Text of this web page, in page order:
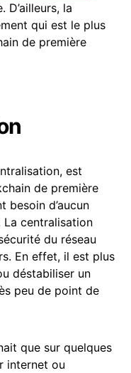
D’ailleurs, la
qui est le plus
de première
est
de première
besoin d’aucun
centralisation
du réseau
En effet, il est plus
déstabiliser un
peu de point de
que sur quelques
internet ou